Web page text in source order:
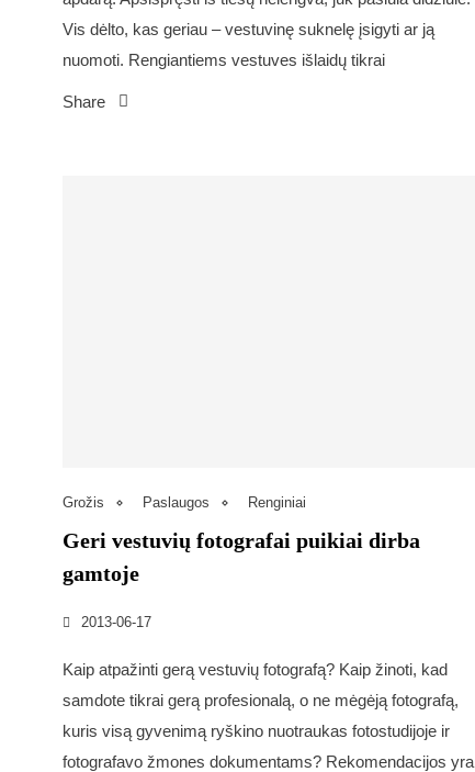
Vis dėlto, kas geriau – vestuvinę suknelę įsigyti ar ją
nuomoti. Rengiantiems vestuves išlaidų tikrai
Share
Grožis Paslaugos Renginiai
Geri vestuvių fotografai puikiai dirba
gamtoje
2013-06-17
Kaip atpažinti gerą vestuvių fotografą? Kaip žinoti, kad
samdote tikrai gerą profesionalą, o ne mėgėją fotografą,
kuris visą gyvenimą ryškino nuotraukas fotostudijoje ir
fotografavo žmones dokumentams? Rekomendacijos yra